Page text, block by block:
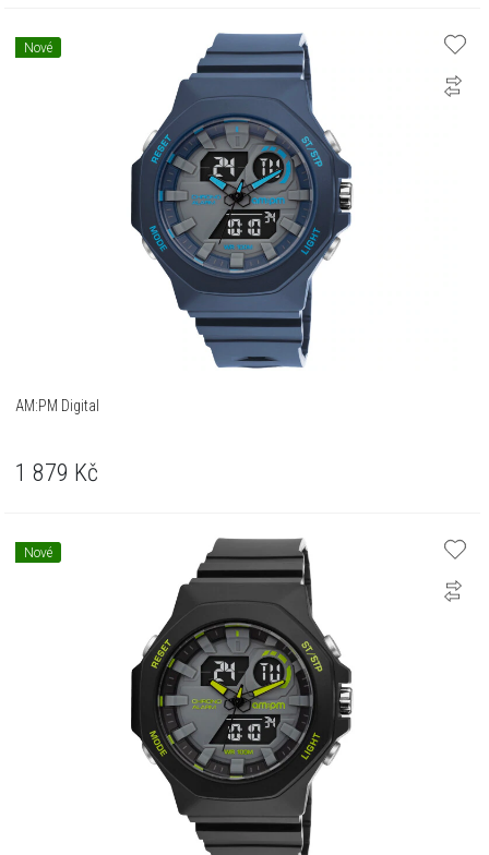
Nové
AM:PM Digital
1 879 Kč
Nové